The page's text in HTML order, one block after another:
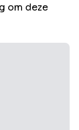
om deze